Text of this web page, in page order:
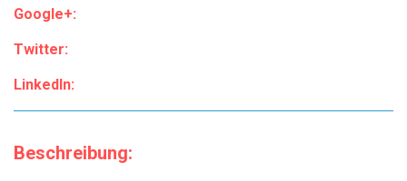
Google+:
Twitter:
LinkedIn:
Beschreibung: